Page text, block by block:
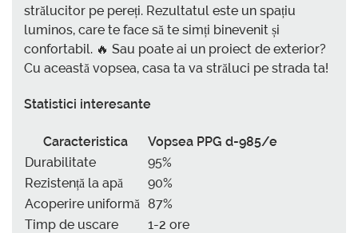
strălucitor pe pereți. Rezultatul este un spațiu
luminos, care te face să te simți binevenit și
confortabil. 🔥 Sau poate ai un proiect de exterior?
Cu această vopsea, casa ta va străluci pe strada ta!
Statistici interesante
Caracteristica
Vopsea PPG d-985/e
Durabilitate
95%
Rezistență la apă
90%
Acoperire uniformă 87%
Timp de uscare
1-2 ore